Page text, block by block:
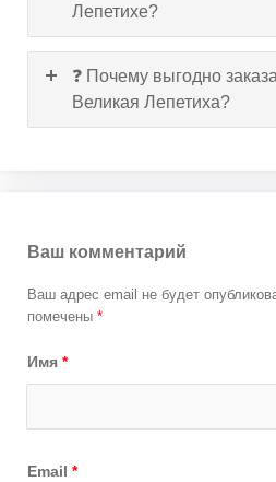
Лепетихе?
❓ Почему выгодно
Великая Лепетиха?
Ваш комментарий
Ваш адрес email не будет
помечены *
Имя *
Email *